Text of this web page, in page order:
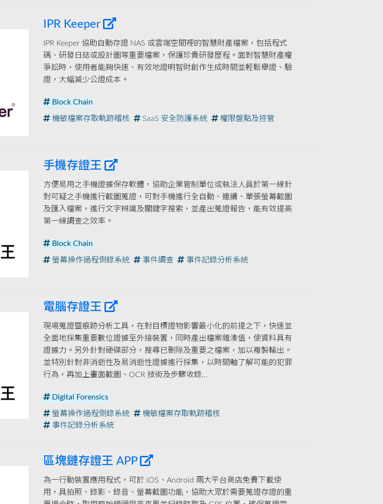
IPR Keeper
IPR Keeper 協助自動存證 NAS 或雲端空間裡的智慧財產檔案，包括程式
碼、研發日誌或設計圖等重要檔案，保護珍貴研發歷程。面對智慧財產權
爭訟時，使用者能夠快速、有效地證明智財創作生成時間並輕鬆舉證、驗
證，大幅減少公證成本。
Block Chain
機敏檔案存取軌跡稽核 SaaS 安全防護系統 權限盤點及控管
手機存證王
方便易用之手機證據保存軟體，協助企業管制單位或執法人員於第一線針
對可疑之手機進行截圖蒐證，可對手機進行全自動、連續、單張螢幕截圖
及匯入檔案，進行文字辨識及關鍵字搜索，並產出蒐證報告，能有效提高
第一線調查之效率。
Block Chain
螢幕操作過程側錄系統 事件調查 事件記錄分析系統
電腦存證王
現場蒐證暨痕跡分析工具，在對目標證物影響最小化的前提之下，快速並
全面地採集重要數位證據至外接裝置，同時產出檔案雜湊值，使資料具有
證據力。另外針對硬碟部分，搜尋已刪除及重要之檔案，加以複製輸出。
並特別針對非消逝性及易消逝性證據進行採集，以時間軸了解可能的犯罪
行為，再加上畫面截圖、OCR 技術及步驟收錄...
Digital Forensics
螢幕操作過程側錄系統
機敏檔案存取軌跡稽核
事件記錄分析系統
區塊鏈存證王 APP
為一行動裝置應用程式，可於 iOS、Android 兩大平台商店免費下載使
用，具拍照、錄影、錄音、螢幕截圖功能，協助大眾於需要蒐證存證的重